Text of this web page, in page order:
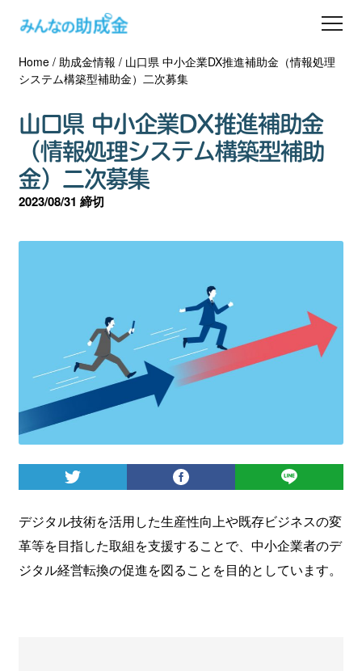
助成金を探す
士業の方へ
助成金コラム
専門家一覧
会員登録
ログイン
Home/ 助成金情報 / 山口県 中小企業DX推進補助金（情報処理
システム構築型補助金）二次募集
山口県 中小企業DX推進補助金
（情報処理システム構築型補助
金）二次募集
2023/08/31 締切
デジタル技術を活用した生産性向上や既存ビジネスの変
革等を目指した取組を支援することで、中小企業者のデ
ジタル経営転換の促進を図ることを目的としています。